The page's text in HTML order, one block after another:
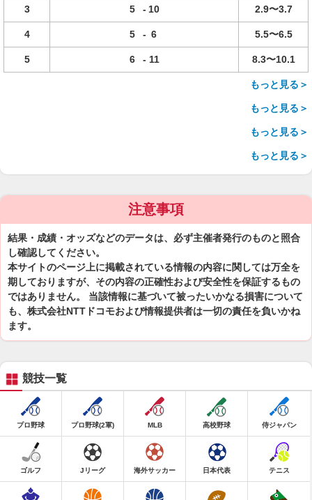
3 5 - 10 2.9〜3.7
4 5 - 6 5.5〜6.5
5 6 - 11 8.3〜10.1
もっと見る＞
もっと見る＞
もっと見る＞
もっと見る＞
注意事項
結果・成績・オッズなどのデータは、必ず主催者発行のものと照合
し確認してください。
本サイトのページ上に掲載されている情報の内容に関しては万全を
期しておりますが、その内容の正確性および安全性を保証するもの
ではありません。 当該情報に基づいて被ったいかなる損害について
も、株式会社NTTドコモおよび情報提供者は一切の責任を負いかね
ます。
競技一覧
プロ野球 プロ野球(2軍) MLB 高校野球 侍ジャパン
ゴルフ Jリーグ 海外サッカー 日本代表 テニス